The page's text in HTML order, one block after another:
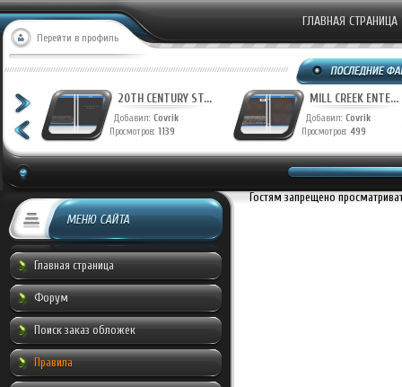
Перейти в профиль
ГЛАВНАЯ СТРАНИЦА
20TH CENTURY ST...
Добавил: Covrik
Просмотров: 1139
MILL CREEK ENTE...
Добавил: Covrik
Просмотров: 499
МЕНЮ САЙТА
Главная страница
Форум
Поиск заказ обложек
Правила
Гостям запрещено